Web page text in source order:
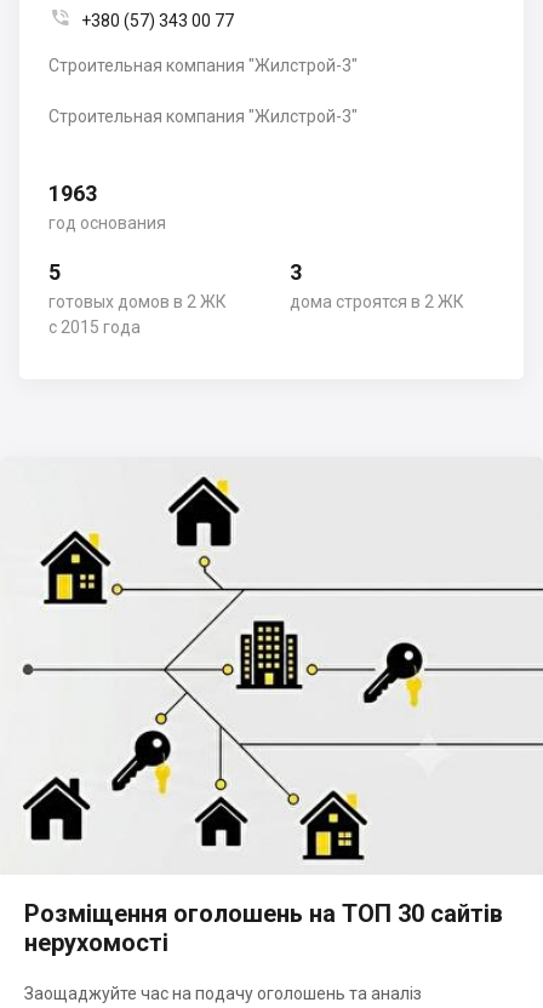
 +380 (57) 343 00 77
Строительная компания "Жилстрой-3"
Строительная компания "Жилстрой-3"
1963
год основания
5
готовых домов в 2 ЖК
с 2015 года
3
дома строятся в 2 ЖК
Розміщення оголошень на ТОП 30 сайтів
нерухомості
Заощаджуйте час на подачу оголошень та аналіз